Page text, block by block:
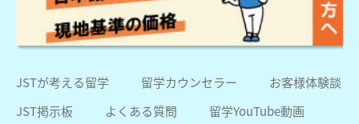
JSTが考える留学 留学カウンセラー
お客様体験談
JST掲示板
よくある質問
留学YouTube動画